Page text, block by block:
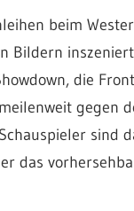
beim
Bildern
die
gegen
sind
das